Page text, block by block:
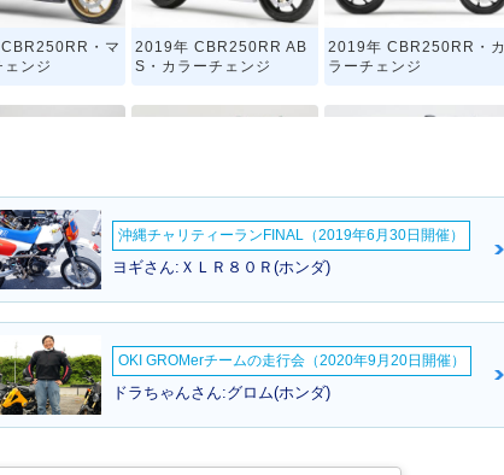
・マ
ェンジ
2019年 CBR250RR AB
S・カラーチェンジ
2019年 CBR250RR・カ
ラーチェンジ
CBR250RR・マ
ェンジ
1992年 CBR250RR・カ
1991年 CBR250RR・カ
沖縄チャリティーランFINAL（2019年6月30日開催）
ヨギさん:ＸＬＲ８０Ｒ(ホンダ)
OKI GROMerチームの走行会（2020年9月20日開催）
ドラちゃんさん:グロム(ホンダ)